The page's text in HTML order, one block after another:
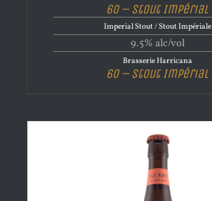
60 – Stout Impérial
Imperial Stout / Stout Impériale
9.5% alc/vol
Brasserie Harricana
60 – Stout Impérial